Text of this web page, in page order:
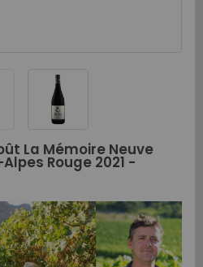
La Mémoire Neuve
Rouge 2021 -